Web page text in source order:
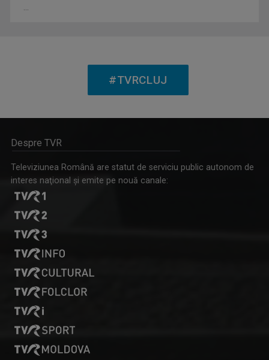
MARIUS TUHUŢ
Din martie 2022, Marius Tuhuț face parte din ...
Realizează şi prezintă emisiuni atât la TVR ...
...
#TVRCLUJ
Despre TVR
Televiziunea Română are statut de serviciu public autonom de
interes naţional şi emite pe nouă canale: